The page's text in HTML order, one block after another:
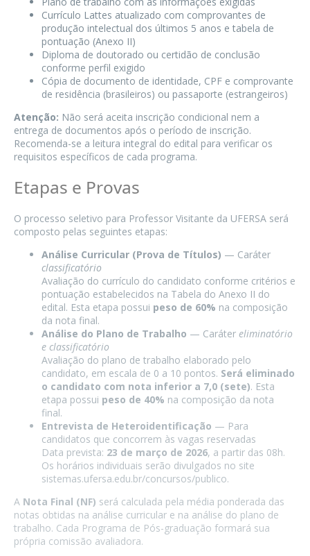
Currículo Lattes atualizado com comprovantes de
produção intelectual dos últimos 5 anos e tabela de
pontuação (Anexo II)
Diploma de doutorado ou certidão de conclusão
conforme perfil exigido
Cópia de documento de identidade, CPF e comprovante
de residência (brasileiros) ou passaporte (estrangeiros)
Atenção: Não será aceita inscrição condicional nem a
entrega de documentos após o período de inscrição.
Recomenda-se a leitura integral do edital para verificar os
requisitos específicos de cada programa.
Etapas e Provas
O processo seletivo para Professor Visitante da UFERSA será
composto pelas seguintes etapas:
Análise Curricular (Prova de Títulos) — Caráter
classificatório
Avaliação do currículo do candidato conforme critérios e
pontuação estabelecidos na Tabela do Anexo II do
edital. Esta etapa possui peso de 60% na composição
da nota final.
Análise do Plano de Trabalho — Caráter eliminatório
e classificatório
Avaliação do plano de trabalho elaborado pelo
candidato, em escala de 0 a 10 pontos. Será eliminado
o candidato com nota inferior a 7,0 (sete). Esta
etapa possui peso de 40% na composição da nota
final.
Entrevista de Heteroidentificação — Para
candidatos que concorrem às vagas reservadas
Data prevista: 23 de março de 2026, a partir das 08h.
Os horários individuais serão divulgados no site
sistemas.ufersa.edu.br/concursos/publico.
A Nota Final (NF) será calculada pela média ponderada das
notas obtidas na análise curricular e na análise do plano de
trabalho. Cada Programa de Pós-graduação formará sua
própria comissão avaliadora.